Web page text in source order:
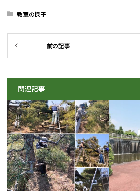
教室の様子
関連記事